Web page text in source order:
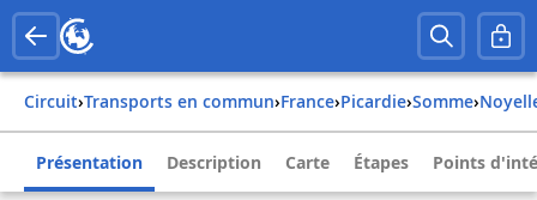
Circuit› Transports en commun› france› picardie› somme›
Présentation Description Carte Étapes Points